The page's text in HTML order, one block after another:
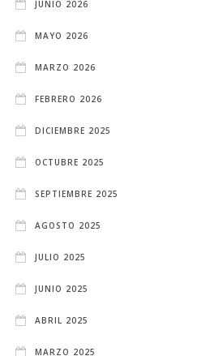
JUNIO 2026
MAYO 2026
MARZO 2026
FEBRERO 2026
DICIEMBRE 2025
OCTUBRE 2025
SEPTIEMBRE 2025
AGOSTO 2025
JULIO 2025
JUNIO 2025
ABRIL 2025
MARZO 2025